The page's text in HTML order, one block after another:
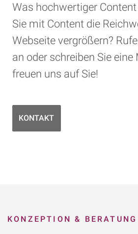
Was hochwertiger
Sie mit Content die
Webseite vergrößern?
an oder schreiben Sie eine
freuen uns auf Sie!
KONTAKT
KONZEPTION & BERATUNG